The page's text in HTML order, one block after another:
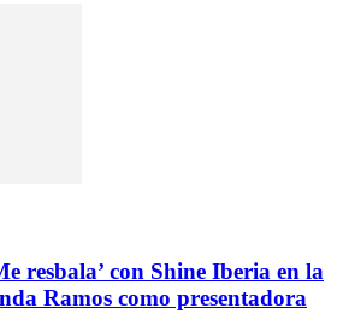
resbala’ con Shine Iberia en la
Ramos como presentadora